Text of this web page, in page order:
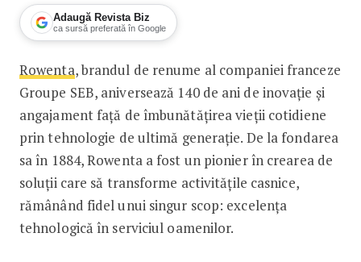
Adaugă Revista Biz
ca sursă preferată în Google
Rowenta sărbătorește 140 de ani de
Rowenta, brandul de renume al companiei franceze
Groupe SEB, aniversează 140 de ani de inovație și
angajament față de îmbunătățirea vieții cotidiene
prin tehnologie de ultimă generație. De la fondarea
sa în 1884, Rowenta a fost un pionier în crearea de
soluții care să transforme activitățile casnice,
rămânând fidel unui singur scop: excelența
tehnologică în serviciul oamenilor.